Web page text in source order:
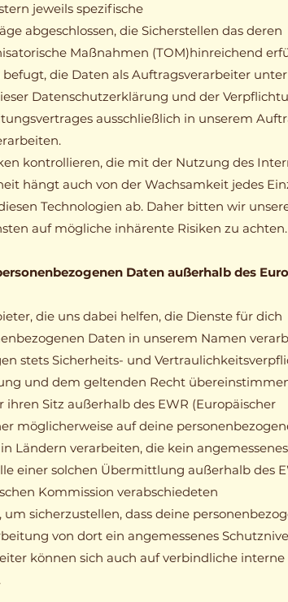
jeweils spezifische
abgeschlossen, die Sicherstellen das deren
Maßnahmen (TOM)hinreichend
die Daten als Auftragsverarbeiter unter
Datenschutzerklärung und der
ausschließlich in unserem
kontrollieren, die mit der Nutzung des
hängt auch von der Wachsamkeit jedes
Technologien ab. Daher bitten wir
auf mögliche inhärente Risiken zu achten.
Daten außerhalb des
die uns dabei helfen, die Dienste für dich
Daten in unserem Namen
stets Sicherheits- und
und dem geltenden Recht
Sitz außerhalb des EWR (Europäischer
möglicherweise auf deine
Ländern verarbeiten, die kein angemessenes
einer solchen Übermittlung außerhalb des
Kommission verabschiedeten
sicherzustellen, dass deine
von dort ein angemessenes
können sich auch auf verbindliche interne